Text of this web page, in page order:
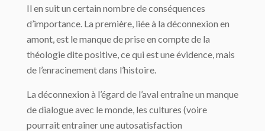
Il en suit un certain nombre de conséquences
d’importance. La première, liée à la déconnexion en
amont, est le manque de prise en compte de la
théologie dite positive, ce qui est une évidence, mais
de l’enracinement dans l’histoire.
La déconnexion à l’égard de l’aval entraîne un manque
de dialogue avec le monde, les cultures (voire
pourrait entraîner une autosatisfaction